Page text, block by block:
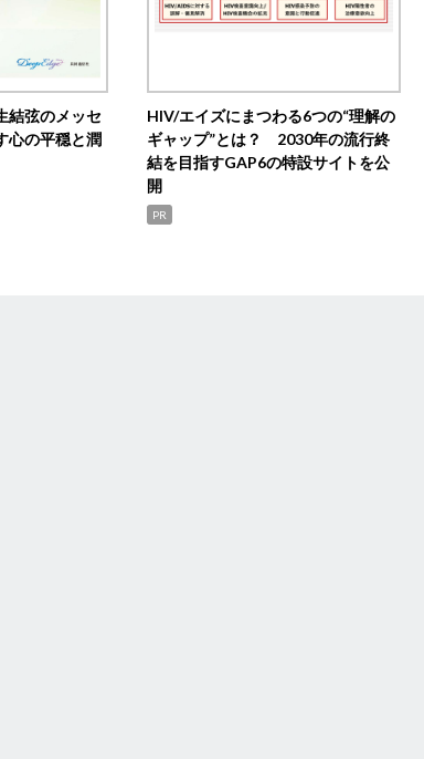
結弦のメッセ
の平穏と潤
HIV/エイズにまつわる6つの“理解の
ギャップ”とは？ 2030年の流行終
結を目指すGAP6の特設サイトを公
開
PR